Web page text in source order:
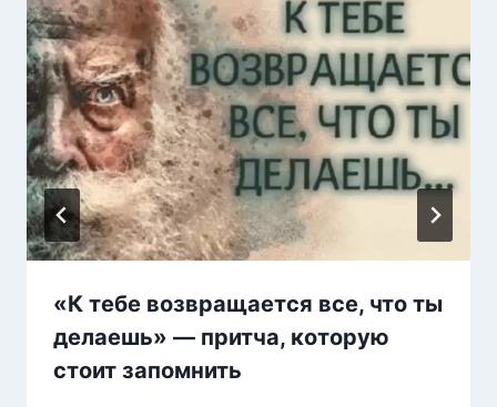
«К тебе возвращается все, что ты
делаешь» — притча, которую
стоит запомнить